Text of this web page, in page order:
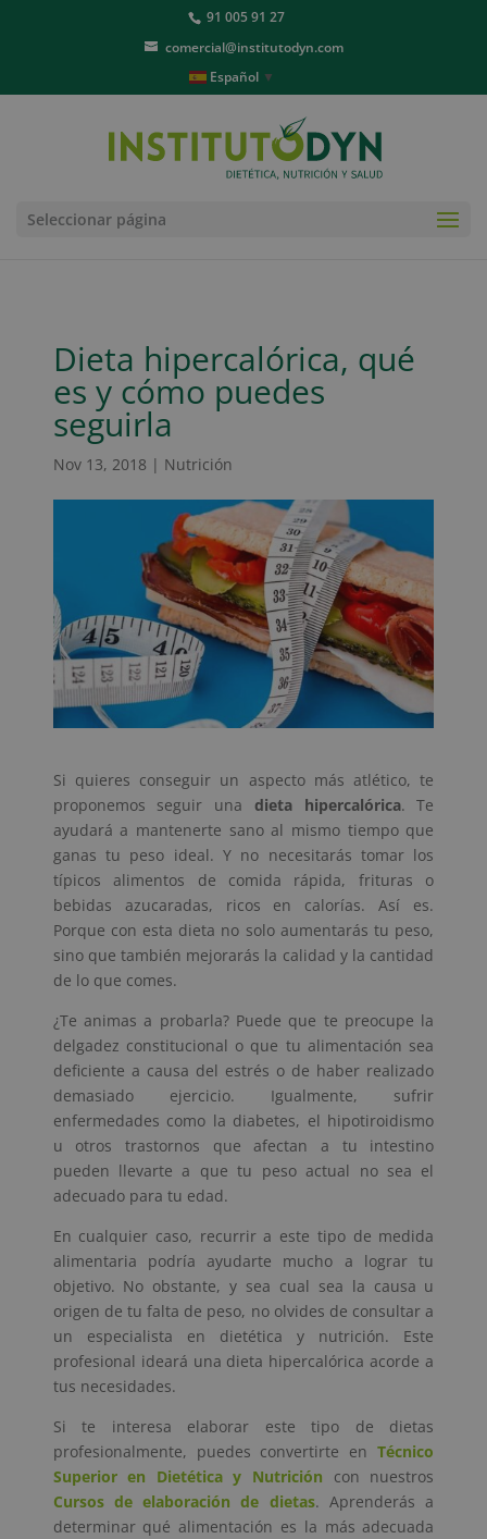
91 005 91 27
comercial@institutodyn.com
Español ▼
Seleccionar página
Dieta hipercalórica, qué
es y cómo puedes
seguirla
Nov 13, 2018 | Nutrición
Si quieres conseguir un aspecto más atlético, te
proponemos seguir una dieta hipercalórica. Te
ayudará a mantenerte sano al mismo tiempo que
ganas tu peso ideal. Y no necesitarás tomar los
típicos alimentos de comida rápida, frituras o
bebidas azucaradas, ricos en calorías. Así es.
Porque con esta dieta no solo aumentarás tu peso,
sino que también mejorarás la calidad y la cantidad
de lo que comes.
¿Te animas a probarla? Puede que te preocupe la
delgadez constitucional o que tu alimentación sea
deficiente a causa del estrés o de haber realizado
demasiado ejercicio. Igualmente, sufrir
enfermedades como la diabetes, el hipotiroidismo
u otros trastornos que afectan a tu intestino
pueden llevarte a que tu peso actual no sea el
adecuado para tu edad.
En cualquier caso, recurrir a este tipo de medida
alimentaria podría ayudarte mucho a lograr tu
objetivo. No obstante, y sea cual sea la causa u
origen de tu falta de peso, no olvides de consultar a
un especialista en dietética y nutrición. Este
profesional ideará una dieta hipercalórica acorde a
tus necesidades.
Si te interesa elaborar este tipo de dietas
profesionalmente, puedes convertirte enTécnico
Superior en Dietética y Nutrición con nuestros
Cursos de elaboración de dietas. Aprenderás a
determinar qué alimentación es la más adecuada